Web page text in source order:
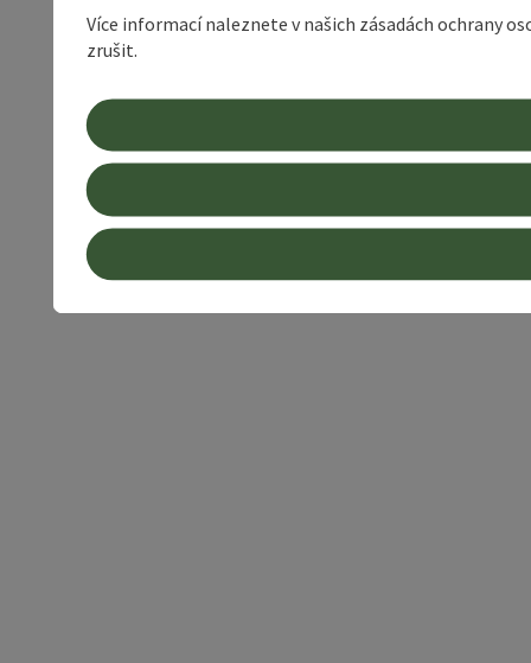
Více informací naleznete v našich zásadách ochrany
zrušit.